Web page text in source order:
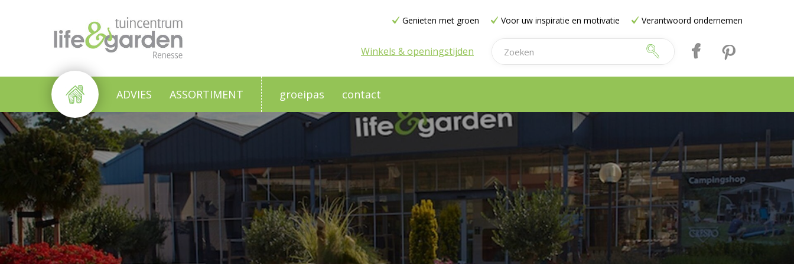
Genieten met groen Voor uw inspiratie en motivatie Verantwoord ondernemen
Winkels & openingstijden
ADVIES ASSORTIMENT groeipas contact